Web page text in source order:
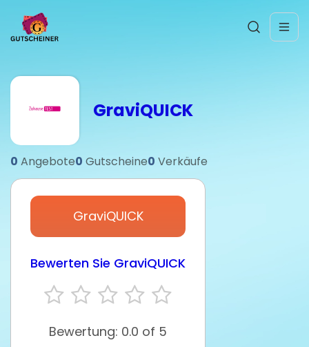
GraviQUICK
0 Angebote0 Gutscheine0 Verkäufe
GraviQUICK
Bewerten Sie GraviQUICK
Bewertung: 0.0 of 5